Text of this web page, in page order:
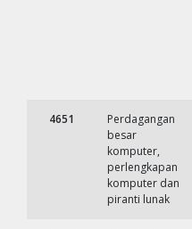
4651
Perdagangan
besar
komputer,
perlengkapan
komputer dan
piranti lunak